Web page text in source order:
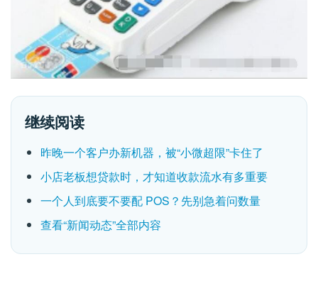
继续阅读
昨晚一个客户办新机器，被“小微超限”卡住了
小店老板想贷款时，才知道收款流水有多重要
一个人到底要不要配 POS？先别急着问数量
查看“新闻动态”全部内容